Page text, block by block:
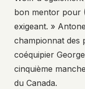
bon mentor pour
exigeant. »
championnat des
coéquipier
cinquième
du Canada.